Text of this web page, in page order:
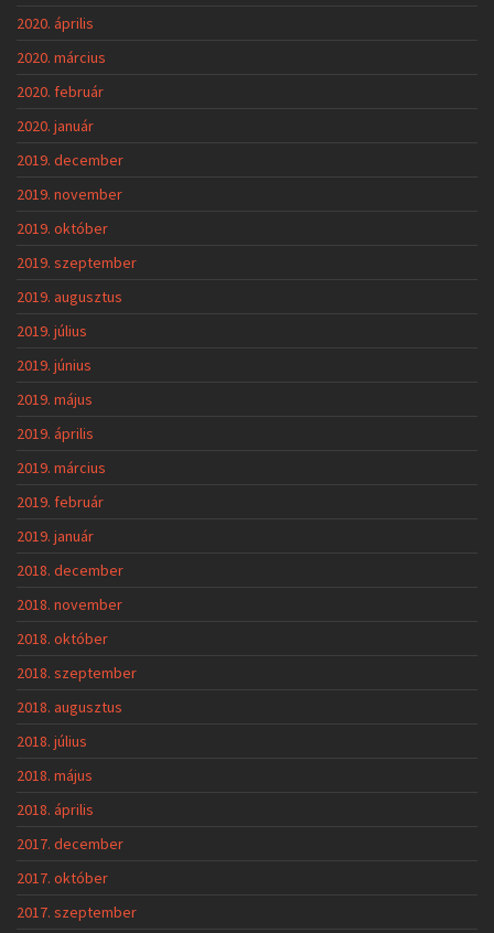
2020. április
2020. március
2020. február
2020. január
2019. december
2019. november
2019. október
2019. szeptember
2019. augusztus
2019. július
2019. június
2019. május
2019. április
2019. március
2019. február
2019. január
2018. december
2018. november
2018. október
2018. szeptember
2018. augusztus
2018. július
2018. május
2018. április
2017. december
2017. október
2017. szeptember